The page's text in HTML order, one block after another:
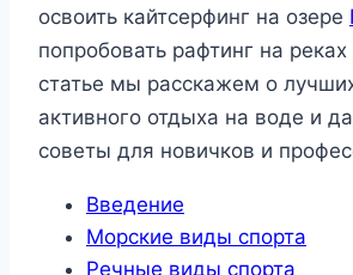
освоить кайтсерфинг на озере
попробовать рафтинг на реках
статье мы расскажем о
активного отдыха на воде и
советы для новичков и
Введение
Морские виды спорта
Речные виды спорта